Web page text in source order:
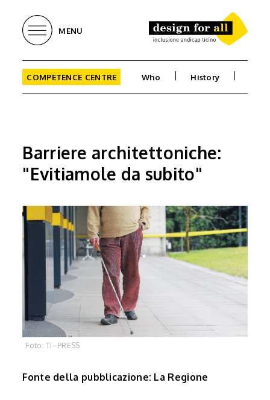
MENU
COMPETENCE CENTRE Who History
Barriere architettoniche:
"Evitiamole da subito"
Foto: TI–PRESS
Fonte della pubblicazione: La Regione